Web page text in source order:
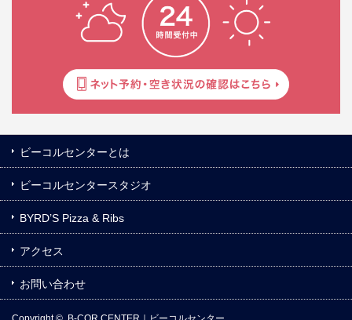
ビーコルセンターとは
ビーコルセンタースタジオ
BYRD’S Pizza & Ribs
アクセス
お問い合わせ